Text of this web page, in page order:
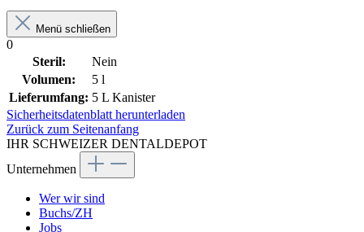
Menü schließen
0
Steril:
Nein
Volumen:
5 l
Lieferumfang: 5 L Kanister
Sicherheitsdatenblatt herunterladen
Zurück zum Seitenanfang
IHR SCHWEIZER DENTALDEPOT
Unternehmen
Wer wir sind
Buchs/ZH
Jobs